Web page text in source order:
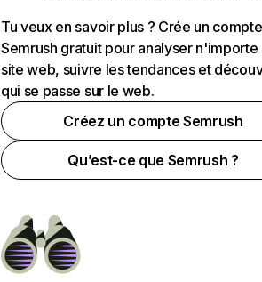
Tu veux en savoir plus ? Crée un compte
Semrush gratuit pour analyser n'importe
site web, suivre les tendances et
qui se passe sur le web.
Créez un compte Semrush
Qu’est-ce que Semrush ?